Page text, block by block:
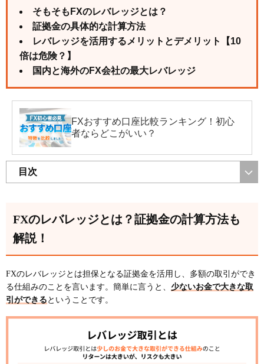
そもそもFXのレバレッジとは？
証拠金の具体的な計算方法
レバレッジを活用するメリットとデメリット【10
倍は危険？】
国内と海外のFX会社の最大レバレッジ
FXおすすめ口座比較ランキング！初心
者ならどこがいい？
目次
FXのレバレッジとは？証拠金の計算方法も
解説！
FXのレバレッジとは担保となる証拠金を活用し、多額の取引ができ
る仕組みのことを言います。簡単に言うと、 少ないお金で大きな取
引ができる ということです。